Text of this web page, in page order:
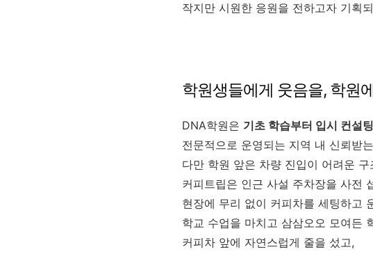
작지만 시원한 응원을 전하고자 기획
학원생들에게 웃음을, 학원
DNA학원은 기초 학습부터 입시 컨설
전문적으로 운영되는 지역 내 신뢰받
다만 학원 앞은 차량 진입이 어려운 구
커피트립은 인근 사설 주차장을 사전
현장에 무리 없이 커피차를 세팅하고
학교 수업을 마치고 삼삼오오 모여든
커피차 앞에 자연스럽게 줄을 섰고,